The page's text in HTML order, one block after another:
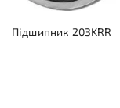
Підшипник 203KRR